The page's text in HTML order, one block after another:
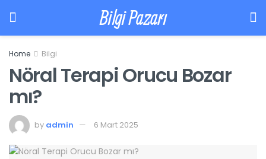
Bilgi Pazarı
Home Bilgi
Nöral Terapi Orucu Bozar
mı?
by admin 6 Mart 2025